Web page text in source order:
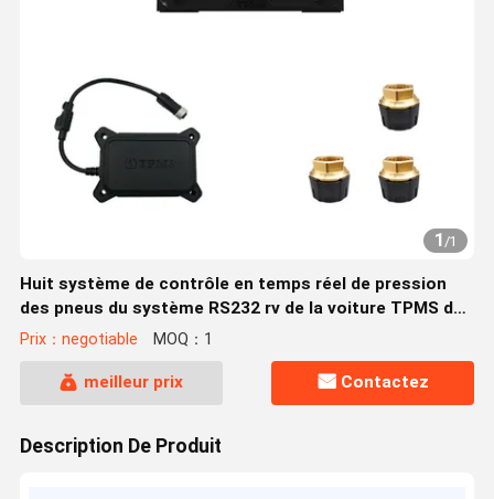
1/1
Huit système de contrôle en temps réel de pression
des pneus du système RS232 rv de la voiture TPMS de
pneu
Prix：negotiable MOQ：1
meilleur prix Contactez
Description De Produit